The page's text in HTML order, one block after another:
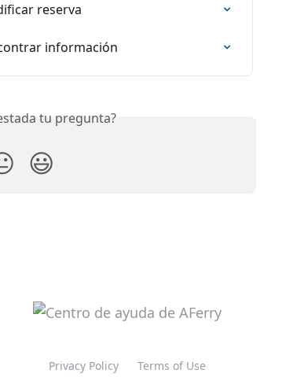
reserva
información
tu pregunta?
😃
Privacy Policy Terms of Use